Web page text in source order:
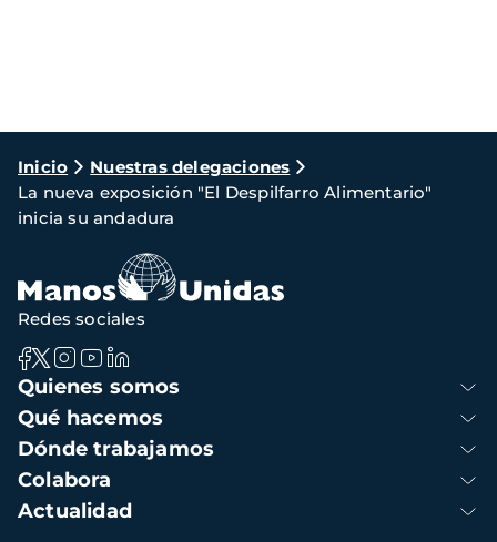
Ruta
de
navegación
Inicio
Nuestras delegaciones
La nueva exposición "El Despilfarro Alimentario"
inicia su andadura
Navegación
principal
Quienes somos
Qué hacemos
Dónde trabajamos
Colabora
Actualidad
Redes sociales